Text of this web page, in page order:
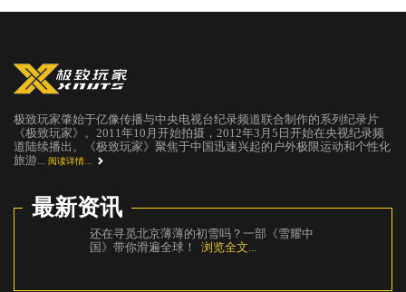
极致玩家肇始于亿像传播与中央电视台纪录频道联合制作的系列纪录片
《极致玩家》。2011年10月开始拍摄，2012年3月5日开始在央视纪录频
道陆续播出。《极致玩家》聚焦于中国迅速兴起的户外极限运动和个性化
旅游...
阅读详情...
最新资讯
还在寻觅北京薄薄的初雪吗？一部《雪耀中
国》带你滑遍全球！浏览全文...